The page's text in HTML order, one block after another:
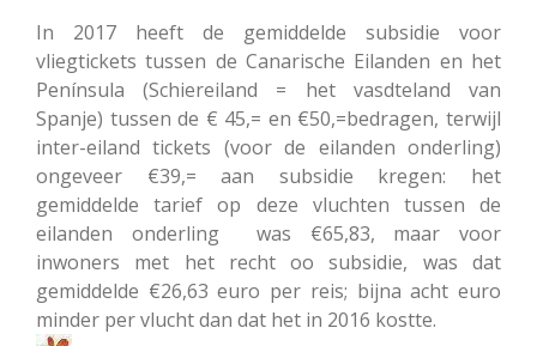
In 2017 heeft de gemiddelde subsidie voor
vliegtickets tussen de Canarische Eilanden en het
Península (Schiereiland = het vasdteland van
Spanje) tussen de € 45,= en €50,=bedragen, terwijl
inter-eiland tickets (voor de eilanden onderling)
ongeveer €39,= aan subsidie kregen: het
gemiddelde tarief op deze vluchten tussen de
eilanden onderling was €65,83, maar voor
inwoners met het recht oo subsidie, was dat
gemiddelde €26,63 euro per reis; bijna acht euro
minder per vlucht dan dat het in 2016 kostte.